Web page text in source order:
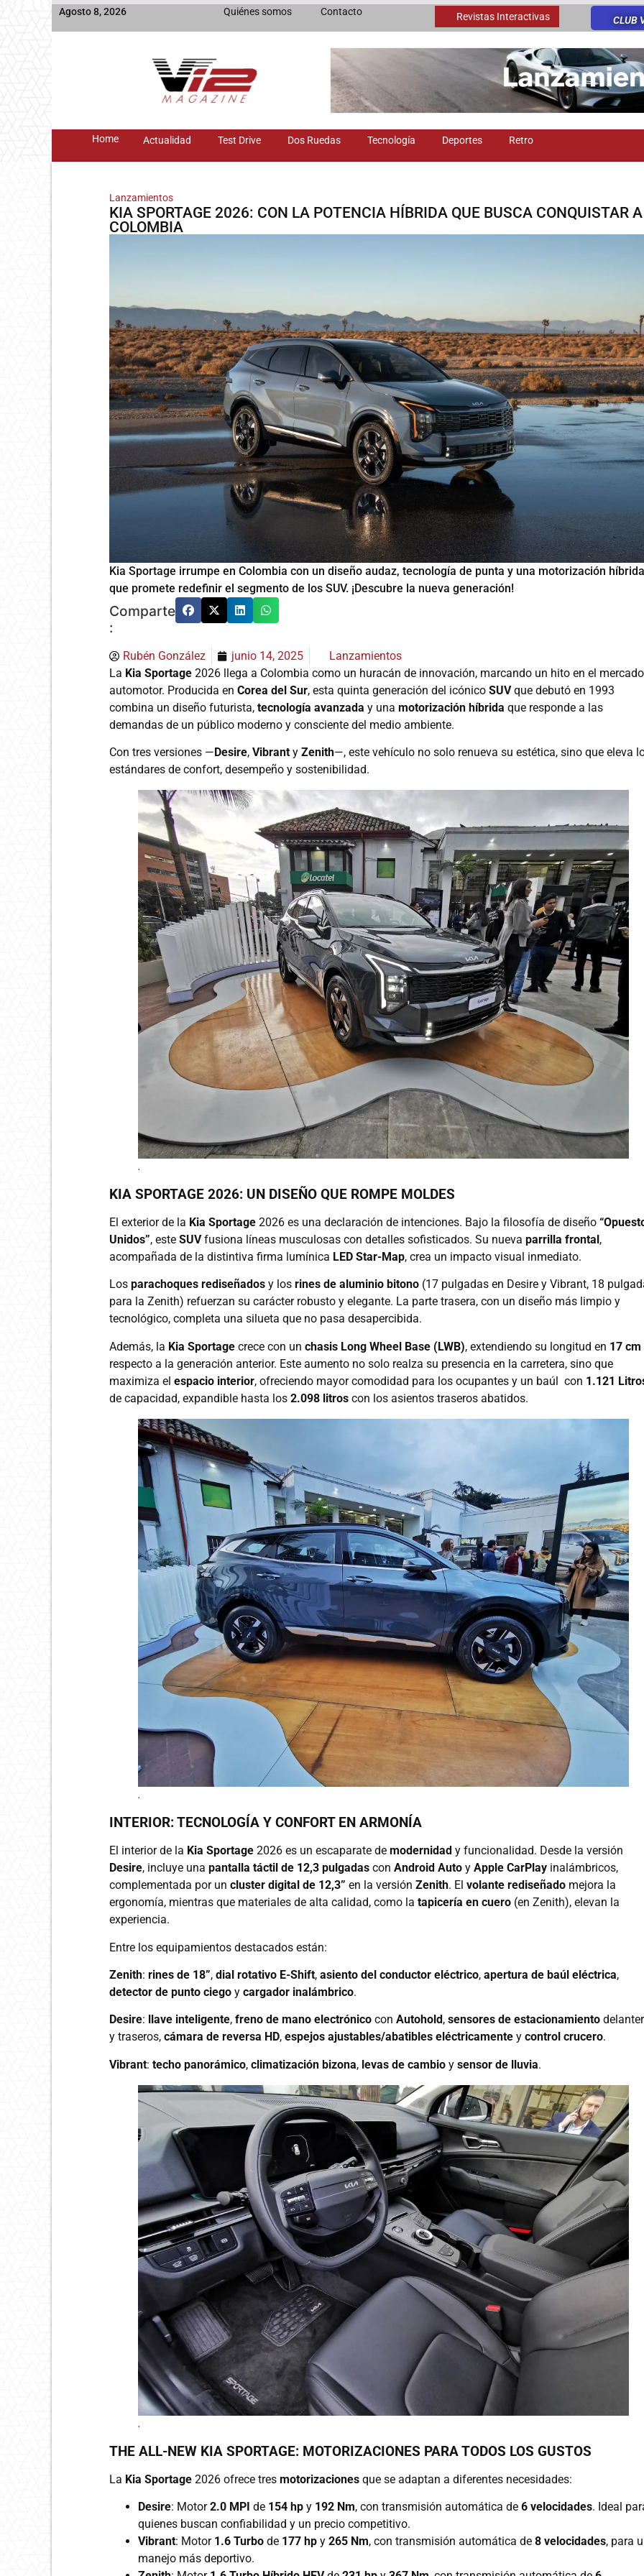
Agosto 8, 2026 Quiénes somos Contacto Revistas Interactivas CLUB
Home Actualidad Test Drive Dos Ruedas Tecnología Deportes Retro
Lanzamientos
KIA SPORTAGE 2026: CON LA POTENCIA HÍBRIDA QUE BUSCA CONQUISTAR A
COLOMBIA
Kia Sportage irrumpe en Colombia con un diseño audaz, tecnología de punta y una motorización híbrida
que promete redefinir el segmento de los SUV. ¡Descubre la nueva generación!
Comparte
:
Rubén González junio 14, 2025
Lanzamientos
La Kia Sportage 2026 llega a Colombia como un huracán de innovación, marcando un hito en el mercado
automotor. Producida en Corea del Sur, esta quinta generación del icónico SUVque debutó en 1993
combina un diseño futurista, tecnología avanzada y una motorización híbrida que responde a las
demandas de un público moderno y consciente del medio ambiente.
Con tres versiones — Desire, Vibrant y Zenith—, este vehículo no solo renueva su estética, sino que eleva
estándares de confort, desempeño y sostenibilidad.
.
KIA SPORTAGE 2026: UN DISEÑO QUE ROMPE MOLDES
El exterior de la Kia Sportage 2026 es una declaración de intenciones. Bajo la filosofía de diseño
Unidos”, este SUVfusiona líneas musculosas con detalles sofisticados. Su nueva parrilla frontal,
acompañada de la distintiva firma lumínica LED Star-Map, crea un impacto visual inmediato.
Los parachoques rediseñados y los rines de aluminio bitono (17 pulgadas en Desire y Vibrant, 18
para la Zenith) refuerzan su carácter robusto y elegante. La parte trasera, con un diseño más limpio y
tecnológico, completa una silueta que no pasa desapercibida.
Además, la Kia Sportage crece con un chasis Long Wheel Base (LWB), extendiendo su longitud en 17 cm
respecto a la generación anterior. Este aumento no solo realza su presencia en la carretera, sino que
maximiza el espacio interior, ofreciendo mayor comodidad para los ocupantes y un baúl con 1.121
de capacidad, expandible hasta los 2.098 litros con los asientos traseros abatidos.
.
INTERIOR: TECNOLOGÍA Y CONFORT EN ARMONÍA
El interior de la Kia Sportage 2026 es un escaparate de modernidad y funcionalidad. Desde la versión
Desire, incluye una pantalla táctil de 12,3 pulgadas con Android Auto y Apple CarPlay inalámbricos,
complementada por un cluster digital de 12,3” en la versión Zenith. El volante rediseñado mejora la
ergonomía, mientras que materiales de alta calidad, como la tapicería en cuero (en Zenith), elevan la
experiencia.
Entre los equipamientos destacados están:
Zenith: rines de 18”, dial rotativo E-Shift, asiento del conductor eléctrico, apertura de baúl eléctrica,
detector de punto ciego y cargador inalámbrico.
Desire: llave inteligente, freno de mano electrónico con Autohold , sensores de estacionamiento
y traseros, cámara de reversa HD, espejos ajustables/abatibles eléctricamente y control crucero.
Vibrant: techo panorámico, climatización bizona, levas de cambio y sensor de lluvia.
.
THE ALL-NEW KIA SPORTAGE: MOTORIZACIONES PARA TODOS LOS GUSTOS
La Kia Sportage 2026 ofrece tres motorizaciones que se adaptan a diferentes necesidades:
Desire: Motor2.0 MPI de 154 hp y 192 Nm, con transmisión automática de 6 velocidades. Ideal
quienes buscan confiabilidad y un precio competitivo.
Vibrant: Motor 1.6 Turbo de 177 hp y 265 Nm, con transmisión automática de 8 velocidades, para
manejo más deportivo.